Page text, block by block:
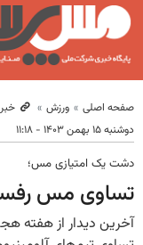
صفحه اصلی ورزش
خبر:
دوشنبه ۱۵ بهمن ۱۴۰۳ - ۱۱:۱۸
دشت یک امتیازی مس؛
تساوی مس
آخرین دیدار از هفته